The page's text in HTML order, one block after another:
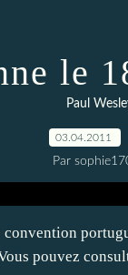
le
Paul
03.04.2011
Par
pouvez